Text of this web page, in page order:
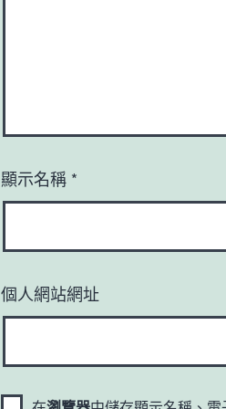
顯示名稱 *
個人網站網址